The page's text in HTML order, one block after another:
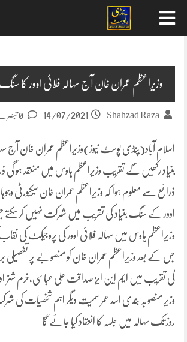
وزیراعظم عمران خان آج سہالہ فلائی اوور کا
Shahzad Raza
14/07/2021
اسلام آباد(پنڈی پوسٹ نیوز)وزیراعظم عمران خان آج
بنیاد رکھیں گے تقریب وزیراعظم ہاوس میں منعقد ہو گی
ذرائع سے معلوم ہوا کہ وزیراعظم عمران خان سیکیورٹی
اوور کے سنگ بنیاد کی تقریب میں شرکت نہیں
وزیراعظم ہاوس میں سہالہ فلائی اوور کی پروجیکٹ کی
جس کے بعد وزیراعظم عمران خان کو منصوبے پر
گی تقریب میں ایم این ایز صداقت علی عباسی،خرم شہزاد
وزیر منصوبہ بندی اسد عمر سمیت دیگر اہم شخصیات کی
روز تک سہالہ میں جلسہ کا انعقاد کیا جائے گا